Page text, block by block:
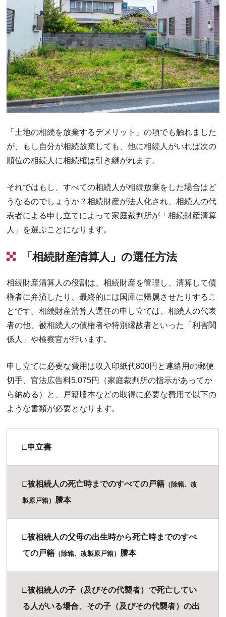
「土地の相続を放棄するデメリット」の項でも触れました
が、もし自分が相続放棄しても、他に相続人がいれば次の
順位の相続人に相続権は引き継がれます。
それではもし、すべての相続人が相続放棄をした場合はど
うなるのでしょうか？相続財産が法人化され、相続人の代
表者による申し立てによって家庭裁判所が「相続財産清算
人」を選ぶことになります。
「相続財産清算人」の選任方法
相続財産清算人の役割は、相続財産を管理し、清算して債
権者に弁済したり、最終的には国庫に帰属させたりするこ
とです。相続財産清算人選任の申し立ては、相続人の代表
者の他、被相続人の債権者や特別縁故者といった「利害関
係人」や検察官が行います。
申し立てに必要な費用は収入印紙代800円と連絡用の郵便
切手、官法広告料5,075円（家庭裁判所の指示があってか
ら納める）と、戸籍謄本などの取得に必要な費用で以下の
ような書類が必要となります。
□申立書
□被相続人の死亡時までのすべての戸籍 （除籍、改
製原戸籍） 謄本
□被相続人の父母の出生時から死亡時までのすべ
ての戸籍 （除籍、改製原戸籍） 謄本
□被相続人の子（及びその代襲者）で死亡してい
る人がいる場合、その子（及びその代襲者）の出